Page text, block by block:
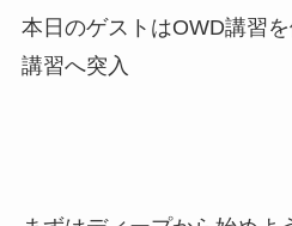
本日のゲストはOWD講習
講習へ突入